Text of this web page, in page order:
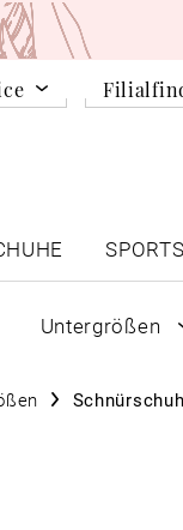
Untergrößen